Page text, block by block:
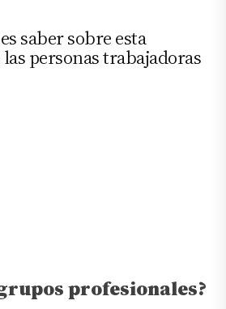
saber sobre esta
personas trabajadoras
profesionales?